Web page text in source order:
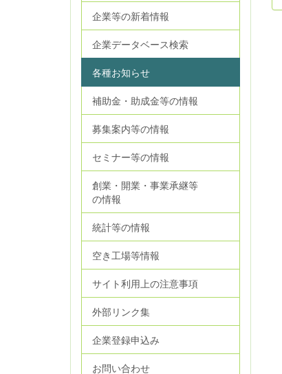
企業等の新着情報
企業データベース検索
各種お知らせ
補助金・助成金等の情報
募集案内等の情報
セミナー等の情報
創業・開業・事業承継等
の情報
統計等の情報
空き工場等情報
サイト利用上の注意事項
外部リンク集
企業登録申込み
お問い合わせ